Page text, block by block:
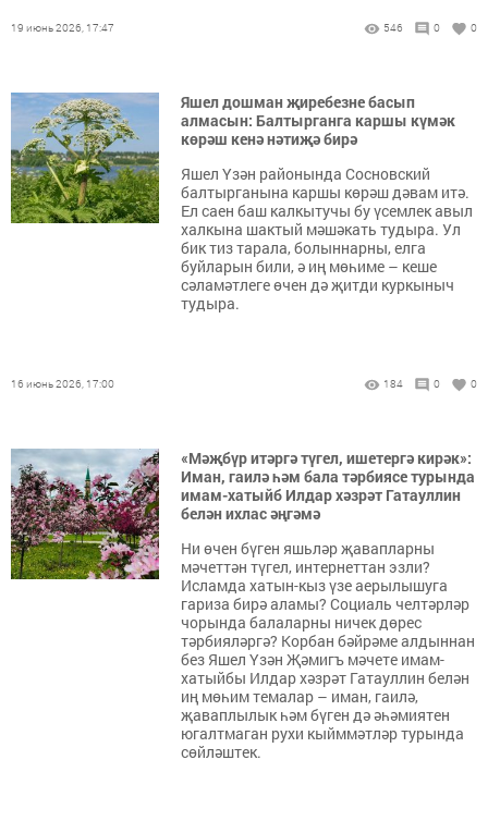
19 июнь 2026, 17:47 546 0 0
Яшел дошман җиребезне басып
алмасын: Балтырганга каршы күмәк
көрәш кенә нәтиҗә бирә
Яшел Үзән районында Сосновский
балтырганына каршы көрәш дәвам итә.
Ел саен баш калкытучы бу үсемлек авыл
халкына шактый мәшәкать тудыра. Ул
бик тиз тарала, болыннарны, елга
буйларын били, ә иң мөһиме – кеше
сәламәтлеге өчен дә җитди куркыныч
тудыра.
16 июнь 2026, 17:00 184 0 0
«Мәҗбүр итәргә түгел, ишетергә кирәк»:
Иман, гаилә һәм бала тәрбиясе турында
имам-хатыйб Илдар хәзрәт Гатауллин
белән ихлас әңгәмә
Ни өчен бүген яшьләр җавапларны
мәчеттән түгел, интернеттан эзли?
Исламда хатын-кыз үзе аерылышуга
гариза бирә аламы? Социаль челтәрләр
чорында балаларны ничек дөрес
тәрбияләргә? Корбан бәйрәме алдыннан
без Яшел Үзән Җәмигъ мәчете имам-
хатыйбы Илдар хәзрәт Гатауллин белән
иң мөһим темалар – иман, гаилә,
җаваплылык һәм бүген дә әһәмиятен
югалтмаган рухи кыйммәтләр турында
сөйләштек.